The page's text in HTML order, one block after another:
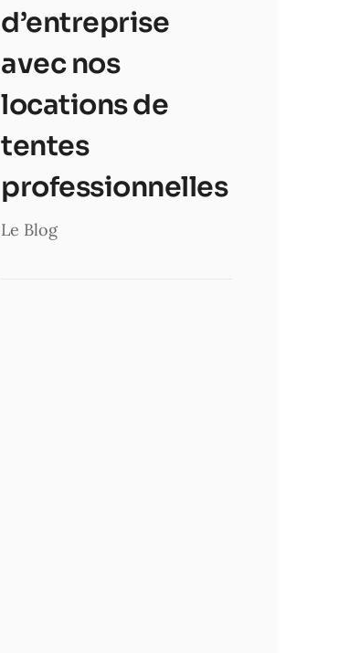
d’entreprise
avec nos
locations de
tentes
professionnelles
Le Blog